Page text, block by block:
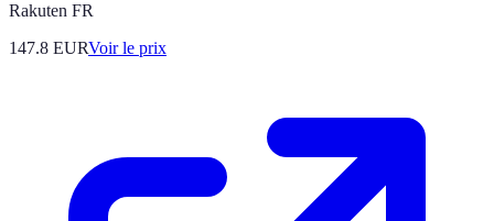
Rakuten FR
147.8 EURVoir le prix